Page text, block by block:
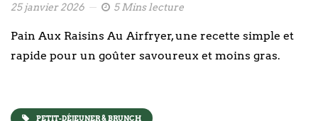
25 janvier 2026 5 Mins lecture
Pain Aux Raisins Au Airfryer, une recette simple et
rapide pour un goûter savoureux et moins gras.
PETIT-DÉJEUNER & BRUNCH